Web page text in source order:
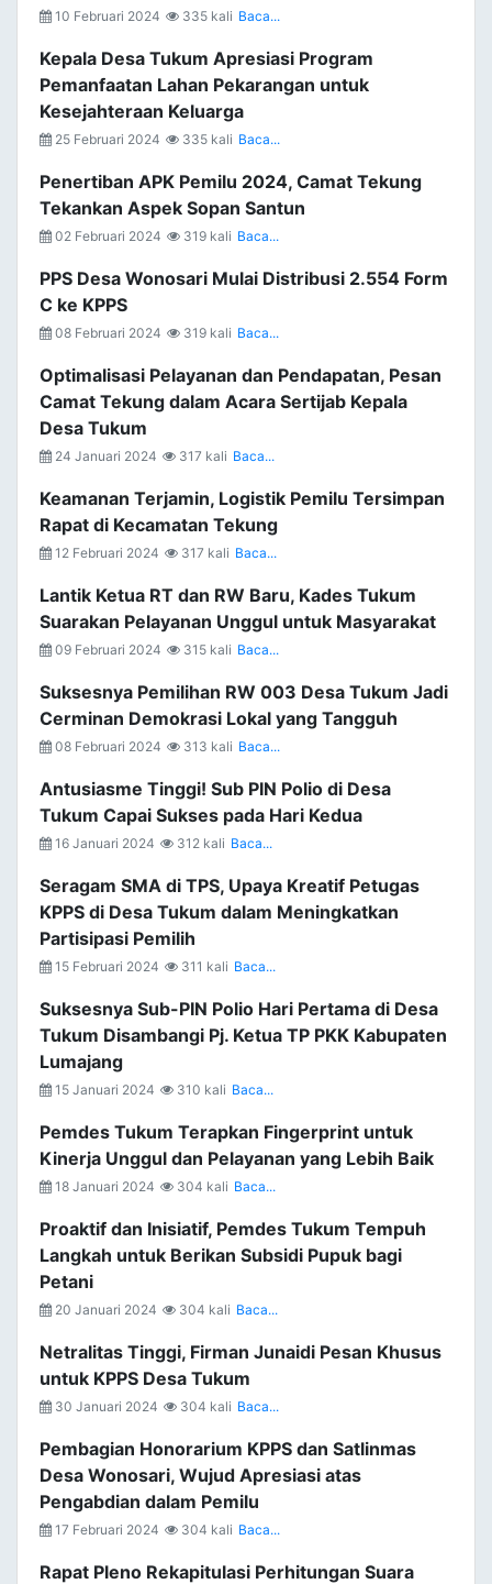
10 Februari 2024 335 kali Baca...
Kepala Desa Tukum Apresiasi Program
Pemanfaatan Lahan Pekarangan untuk
Kesejahteraan Keluarga
25 Februari 2024 335 kali Baca...
Penertiban APK Pemilu 2024, Camat Tekung
Tekankan Aspek Sopan Santun
02 Februari 2024 319 kali Baca...
PPS Desa Wonosari Mulai Distribusi 2.554 Form
C ke KPPS
08 Februari 2024 319 kali Baca...
Optimalisasi Pelayanan dan Pendapatan, Pesan
Camat Tekung dalam Acara Sertijab Kepala
Desa Tukum
24 Januari 2024 317 kali Baca...
Keamanan Terjamin, Logistik Pemilu Tersimpan
Rapat di Kecamatan Tekung
12 Februari 2024 317 kali Baca...
Lantik Ketua RT dan RW Baru, Kades Tukum
Suarakan Pelayanan Unggul untuk Masyarakat
09 Februari 2024 315 kali Baca...
Suksesnya Pemilihan RW 003 Desa Tukum Jadi
Cerminan Demokrasi Lokal yang Tangguh
08 Februari 2024 313 kali Baca...
Antusiasme Tinggi! Sub PIN Polio di Desa
Tukum Capai Sukses pada Hari Kedua
16 Januari 2024 312 kali Baca...
Seragam SMA di TPS, Upaya Kreatif Petugas
KPPS di Desa Tukum dalam Meningkatkan
Partisipasi Pemilih
15 Februari 2024 311 kali Baca...
Suksesnya Sub-PIN Polio Hari Pertama di Desa
Tukum Disambangi Pj. Ketua TP PKK Kabupaten
Lumajang
15 Januari 2024 310 kali Baca...
Pemdes Tukum Terapkan Fingerprint untuk
Kinerja Unggul dan Pelayanan yang Lebih Baik
18 Januari 2024 304 kali Baca...
Proaktif dan Inisiatif, Pemdes Tukum Tempuh
Langkah untuk Berikan Subsidi Pupuk bagi
Petani
20 Januari 2024 304 kali Baca...
Netralitas Tinggi, Firman Junaidi Pesan Khusus
untuk KPPS Desa Tukum
30 Januari 2024 304 kali Baca...
Pembagian Honorarium KPPS dan Satlinmas
Desa Wonosari, Wujud Apresiasi atas
Pengabdian dalam Pemilu
17 Februari 2024 304 kali Baca...
Rapat Pleno Rekapitulasi Perhitungan Suara